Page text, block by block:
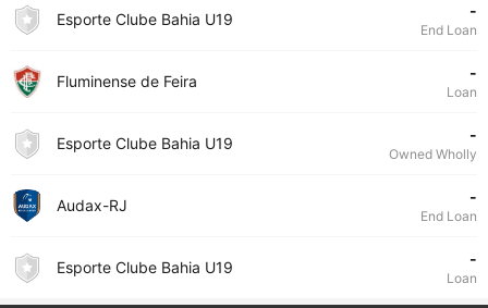
Esporte Clube Bahia U19 -
End Loan
Fluminense de Feira -
Loan
Esporte Clube Bahia U19 -
Owned Wholly
Audax-RJ -
End Loan
Esporte Clube Bahia U19 -
Loan